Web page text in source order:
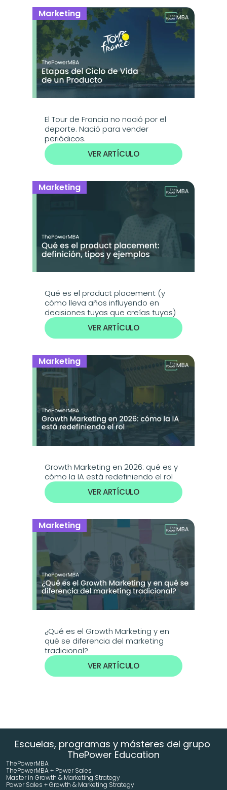
Marketing
El Tour de Francia no nació por el
deporte. Nació para vender
periódicos.
VER ARTÍCULO
Marketing
Qué es el product placement (y
cómo lleva años influyendo en
decisiones tuyas que creías tuyas)
VER ARTÍCULO
Marketing
Growth Marketing en 2026: qué es y
cómo la IA está redefiniendo el rol
VER ARTÍCULO
Marketing
¿Qué es el Growth Marketing y en
qué se diferencia del marketing
tradicional?
VER ARTÍCULO
Escuelas, programas y másteres del grupo
ThePower Education
ThePowerMBA
ThePowerMBA + Power Sales
Master in Growth & Marketing Strategy
Power Sales + Growth & Marketing Strategy